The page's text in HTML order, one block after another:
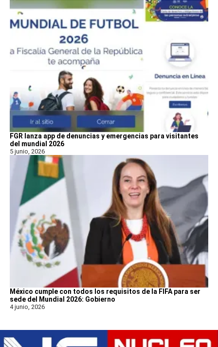
FGR lanza app de denuncias y emergencias para visitantes
del mundial 2026
5 junio, 2026
México cumple con todos los requisitos de la FIFA para ser
sede del Mundial 2026: Gobierno
4 junio, 2026